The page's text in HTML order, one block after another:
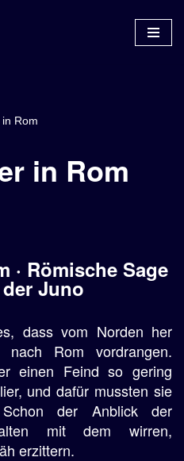
Rom
in Rom
· Römische Sage
der Juno
dass vom Norden her
nach Rom vordrangen.
einen Feind so gering
und dafür mussten sie
der Anblick der
mit dem wirren,
erzittern.